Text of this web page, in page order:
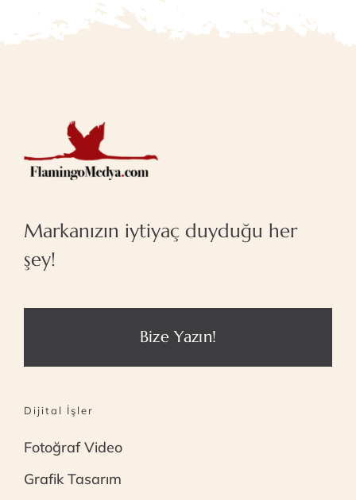
Markanızın iytiyaç duyduğu her
şey!
Bize Yazın!
Dijital İşler
Fotoğraf Video
Grafik Tasarım